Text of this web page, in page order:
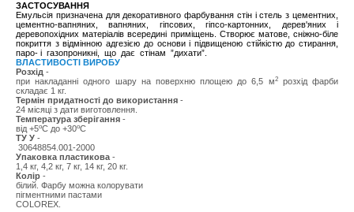
ЗАСТОСУВАННЯ
Емульсія призначена для декоративного фарбування стін і стель з цементних,
цементно-вапняних, вапняних, гіпсових, гіпсо-картонних, дерев'яних і
деревопохідних матеріалів всередині приміщень. Створює матове, сніжно-біле
покриття з відмінною адгезією до основи і підвищеною стійкістю до стирання,
паро- і газопроникні, що дає стінам ”дихати”.
ВЛАСТИВОСТІ ВИРОБУ
Розхiд -
при накладанні одного шару на поверхню площею до 6,5 м2розхід фарби
складає 1 кг.
Термін придатності до використання -
24 місяці з дати виготовлення.
Температура зберігання -
від +5oС до +30oС
ТУ У -
30648854.001-2000
Упаковка пластикова-
1,4 кг, 4,2 кг, 7 кг, 14 кг, 20 кг.
Колір -
білий. Фарбу можна колорувати
пігментними пастами
COLOREX.